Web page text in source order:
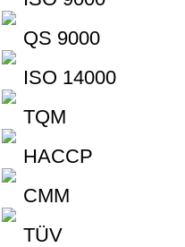
QS 9000
ISO 14000
TQM
HACCP
CMM
TÜV